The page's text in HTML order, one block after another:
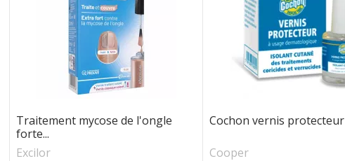
Traitement mycose de l'ongle
forte...
Excilor
Cochon vernis protecteur
Cooper